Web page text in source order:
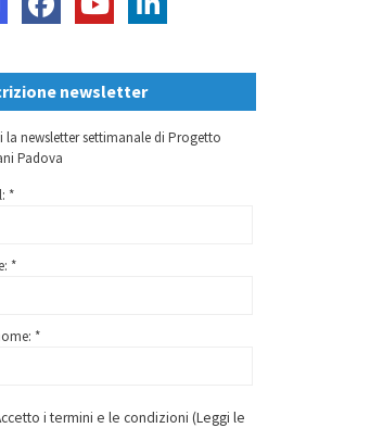
newsletter
la newsletter settimanale di Progetto
Padova
*
*
*
i termini e le condizioni (Leggi le